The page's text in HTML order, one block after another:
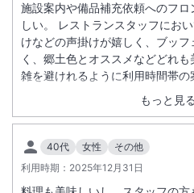
もっと見る
施設案内や備品補充依頼へのフ
しい。 レストランスタッフにおいては料理の説明や食器の片付
けなどの声掛けが嬉しく、ブッ
く、郷土色とオススメなどどれも美味しか
雑を避けれるように利用時間帯
だいたようで驚きました。
40代 女性
その他
利用時期： 2025年12月31日